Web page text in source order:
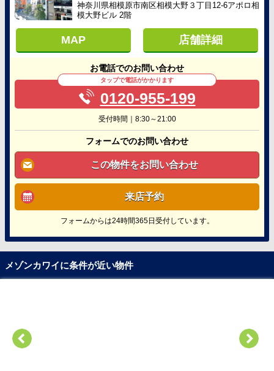
神奈川県相模原市南区相模大野３丁目12-6アポロ相
模大野ビル 2階
MAP 店舗詳細
お電話でのお問い合わせ
タップで電話がかかります
0120-955-199
受付時間｜8:30～21:00
フォームでのお問い合わせ
この物件をお問い合わせ
来店予約
フォームからは24時間365日受付しています。
メゾンカワイに条件が近い物件